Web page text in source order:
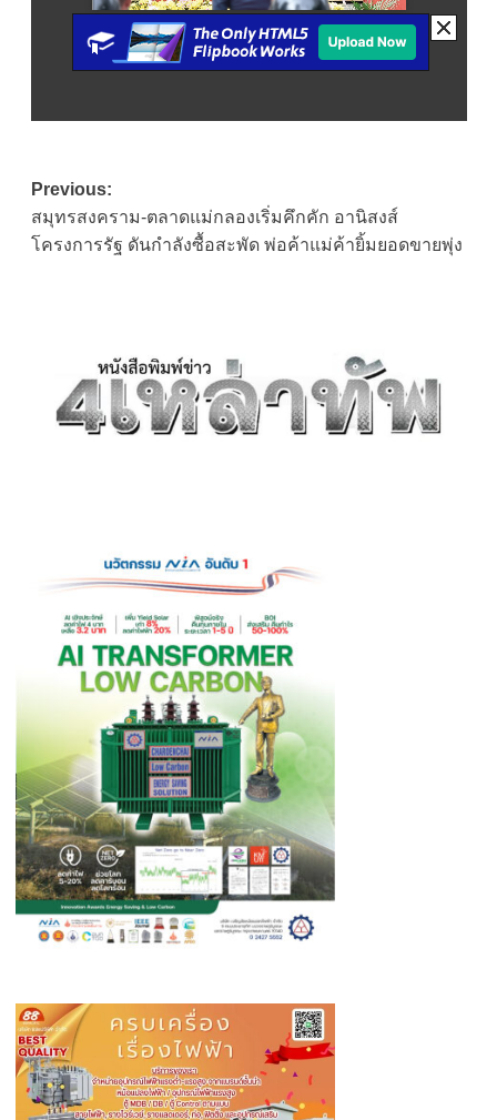
Post
navigation
Previous:
สมุทรสงคราม-ตลาดแม่กลองเริ่มคึกคัก อานิสงส์
โครงการรัฐ ดันกำลังซื้อสะพัด พ่อค้าแม่ค้ายิ้มยอดขายพุ่ง